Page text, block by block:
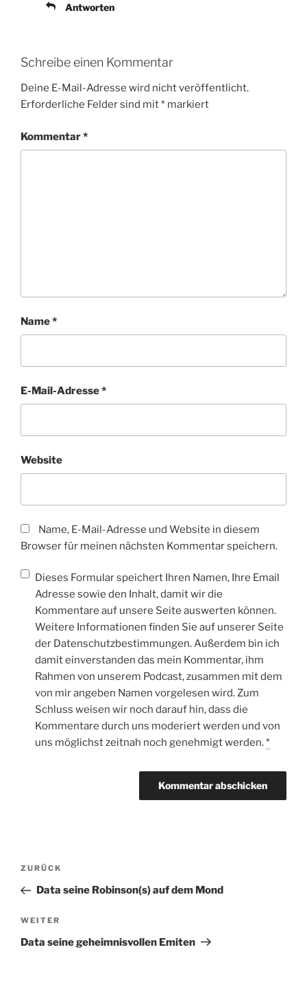
Antworten
Schreibe einen Kommentar
Deine E-Mail-Adresse wird nicht veröffentlicht.
Erforderliche Felder sind mit* markiert
Kommentar*
Name*
E-Mail-Adresse*
Website
Name, E-Mail-Adresse und Website in diesem
Browser für meinen nächsten Kommentar speichern.
Dieses Formular speichert Ihren Namen, Ihre Email
Adresse sowie den Inhalt, damit wir die
Kommentare auf unsere Seite auswerten können.
Weitere Informationen finden Sie auf unserer Seite
der Datenschutzbestimmungen. Außerdem bin ich
damit einverstanden das mein Kommentar, ihm
Rahmen von unserem Podcast, zusammen mit dem
von mir angeben Namen vorgelesen wird. Zum
Schluss weisen wir noch darauf hin, dass die
Kommentare durch uns moderiert werden und von
uns möglichst zeitnah noch genehmigt werden.*
Beitragsnavigation
Vorheriger
Beitrag
ZURÜCK
Data seine Robinson(s) auf dem Mond
Nächster
Beitrag
WEITER
Data seine geheimnisvollen Emiten